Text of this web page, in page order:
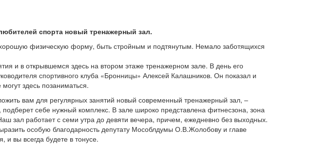
спорта новый тренажерный зал.
физическую форму, быть стройным и подтянутым. Немало заботящихся
и в открывшемся здесь на втором этаже тренажерном зале. В день его
спортивного клуба «Бронницы» Алексей Калашников. Он показал и
здесь позаниматься.
вам для регулярных занятий новый современный тренажерный зал, –
себе нужный комплекс. В зале широко представлена фитнес­зона, зона
зал работает с семи утра до девяти вечера, причем, ежедневно без выходных.
особую благодарность депутату Мособлдумы О.В.Жолобову и главе
и вы всегда будете в тонусе.